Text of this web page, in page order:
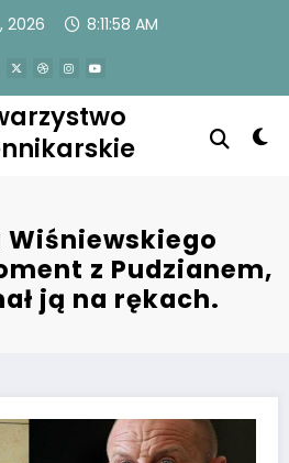
2026 8:11:58 AM
Wiśniewskiego
z Pudzianem,
ją na rękach.